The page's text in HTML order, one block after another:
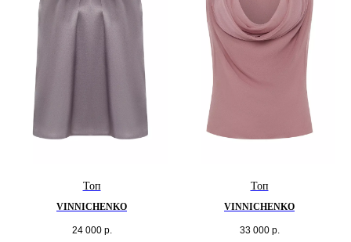
Топ
VINNICHENKO
24 000 р.
Топ
VINNICHENKO
33 000 р.